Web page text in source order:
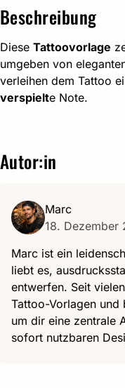
Beschreibung
Diese Tattoovorlage
umgeben von
verleihen dem Tattoo
verspielte Note.
Autor:in
Marc
18. Dezember
Marc ist ein
liebt es,
entwerfen. Seit
Tattoo-Vorlagen und
um dir eine zentrale
sofort nutzbaren